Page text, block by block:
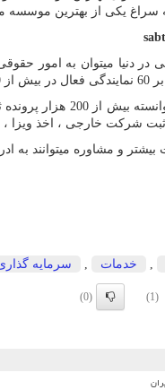
یکی از بهترین موسسه
دنیا میتوان به امور
آید.
شرکت خارجی ، اخذ ویزا
و مشاوره میتوانند
خدمات سرمایه
(1)
(0)